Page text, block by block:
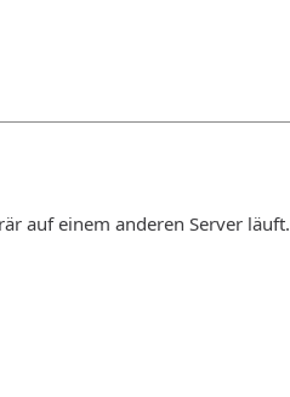
auf einem anderen Server läuft.